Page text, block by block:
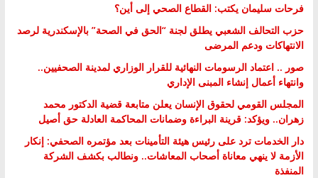
فرحات سليمان يكتب: القطاع الصحي إلى أين؟
حزب التحالف الشعبي يطلق لجنة “الحق في الصحة” بالإسكندرية لرصد
الانتهاكات ودعم المرضى
صور .. اعتماد الرسومات النهائية للقرار الوزاري لمدينة الصحفيين..
وانتهاء أعمال إنشاء المبنى الإداري
المجلس القومي لحقوق الإنسان يعلن متابعة قضية الدكتور محمد
زهران.. ويؤكد: قرينة البراءة وضمانات المحاكمة العادلة حق أصيل
دار الخدمات ترد على رئيس هيئة التأمينات بعد مؤتمره الصحفي: إنكار
الأزمة لا ينهي معاناة أصحاب المعاشات.. ونطالب بكشف الشركة
المنفذة